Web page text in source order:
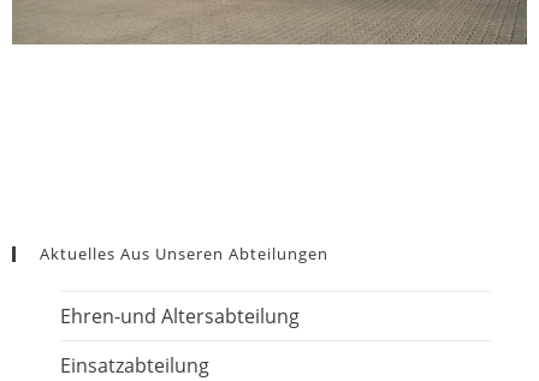
Aktuelles Aus Unseren Abteilungen
Ehren-und Altersabteilung
Einsatzabteilung